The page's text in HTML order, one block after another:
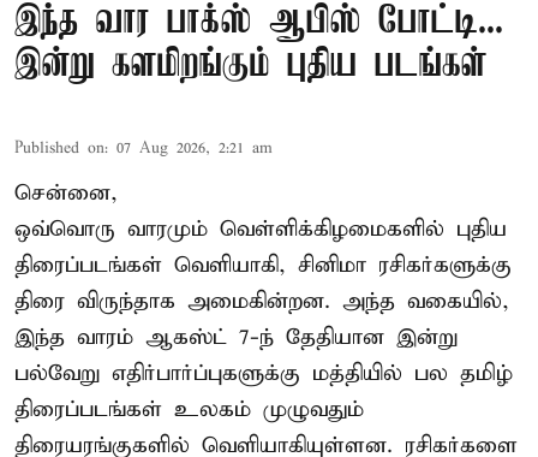
இந்த வார பாக்ஸ் ஆபிஸ் போட்டி...
இன்று களமிறங்கும் புதிய படங்கள்
Published on: 07 Aug 2026, 2:21 am
சென்னை,
ஒவ்வொரு வாரமும் வெள்ளிக்கிழமைகளில் புதிய
திரைப்படங்கள் வெளியாகி, சினிமா ரசிகர்களுக்கு
திரை விருந்தாக அமைகின்றன. அந்த வகையில்,
இந்த வாரம் ஆகஸ்ட் 7-ந் தேதியான இன்று
பல்வேறு எதிர்பார்ப்புகளுக்கு மத்தியில் பல தமிழ்
திரைப்படங்கள் உலகம் முழுவதும்
திரையரங்குகளில் வெளியாகியுள்ளன. ரசிகர்களை